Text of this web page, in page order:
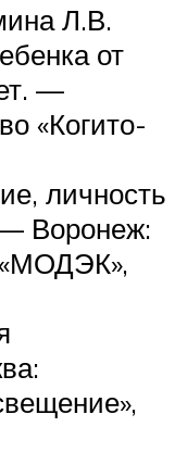
Л.В.
от
—
«Когито-
личность
Воронеж: